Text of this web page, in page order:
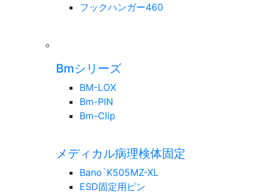
フックハンガー460
Bmシリーズ
BM-LOX
Bm-PIN
Bm-Clip
メディカル病理検体固定
Bano`K505MZ-XL
ESD固定用ピン